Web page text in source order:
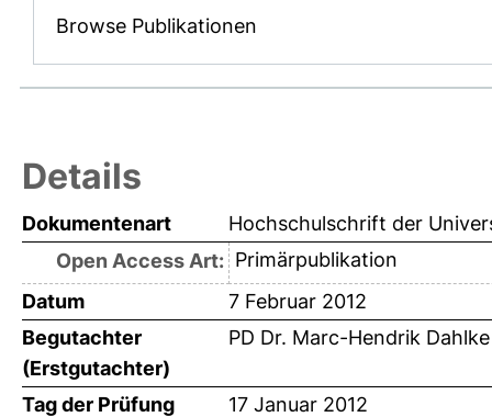
Browse Publikationen
Details
Dokumentenart
Hochschulschrift der
Open Access Art: Primärpublikation
Datum
7 Februar 2012
Begutachter
(Erstgutachter)
PD Dr. Marc-Hendrik Dahlke
Tag der Prüfung
17 Januar 2012